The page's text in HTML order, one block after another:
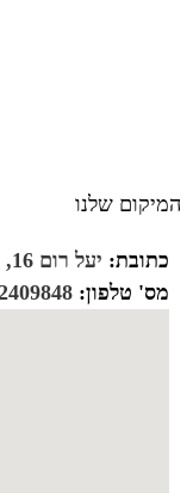
המיקום שלנו
כתובת: יעל רום 16, פתח תקווה
מס' טלפון: